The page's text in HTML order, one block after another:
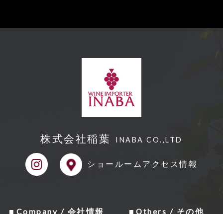
株式会社稲葉 INABA CO.,LTD
ショールーム アクセス情報
Company / 会社情報
Others / その他